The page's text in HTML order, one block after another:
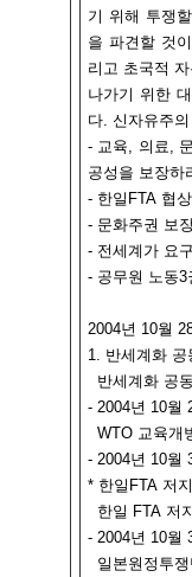
기 위해 투쟁
을 파견할 것
리고 초국적
나가기 위한
다. 신자유주
- 교육, 의료,
공성을 보장하
- 한일FTA 협
- 문화주권 보
- 전세계가 요
- 공무원 노동
2004년 10월
1. 반세계화 공
반세계화 공
- 2004년 10월
WTO 교육개
- 2004년 10월
* 한일FTA 저
한일 FTA 저
- 2004년 10월
일본원정투